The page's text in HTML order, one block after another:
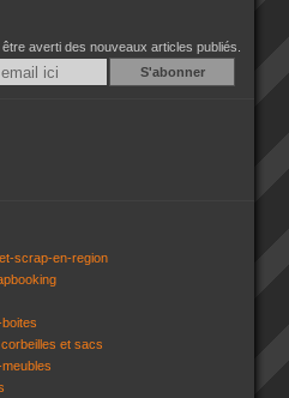
averti des nouveaux articles publiés.
Email
scrap-en-region
et sacs